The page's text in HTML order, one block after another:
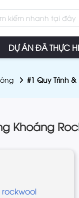
DỰ ÁN ĐÃ THỰC
#1 Quy Trình
Khoáng